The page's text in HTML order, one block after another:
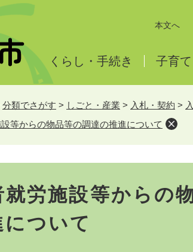
本文へ
くらし・ 手続き 子育て
分類でさがす > しごと・産業 > 入札・契約 >
等からの物品等の調達の推進について
就労施設等からの
ついて